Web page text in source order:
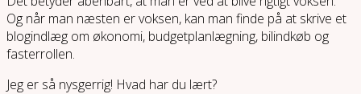
Og når man næsten er voksen, kan man finde på at skrive et
blogindlæg om økonomi, budgetplanlægning, bilindkøb og
fasterrollen.
Jeg er så nysgerrig! Hvad har du lært?